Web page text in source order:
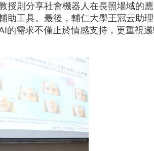
則分享社會機器人在長照場域的
工具。最後，輔仁大學王冠云助
需求不僅止於情感支持，更重視